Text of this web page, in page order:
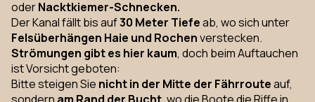
oderNacktkiemer-Schnecken.
Der Kanal fällt bis auf30 Meter Tiefeab, wo sich unter
Felsüberhängen Haie und Rochenverstecken.
Strömungen gibt es hier kaum, doch beim Auftauchen
ist Vorsicht geboten:
Bitte steigen Sie nicht in der Mitte der Fährrouteauf,